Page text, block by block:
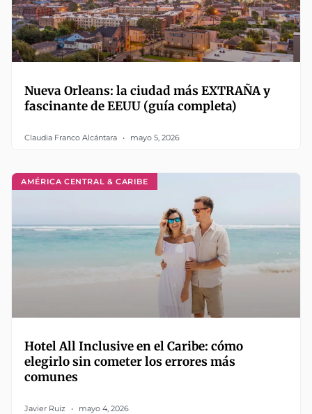
Nueva Orleans: la ciudad más EXTRAÑA y
fascinante de EEUU (guía completa)
Claudia Franco Alcántara mayo 5, 2026
AMÉRICA CENTRAL & CARIBE
Hotel All Inclusive en el Caribe: cómo
elegirlo sin cometer los errores más
comunes
Javier Ruiz mayo 4, 2026